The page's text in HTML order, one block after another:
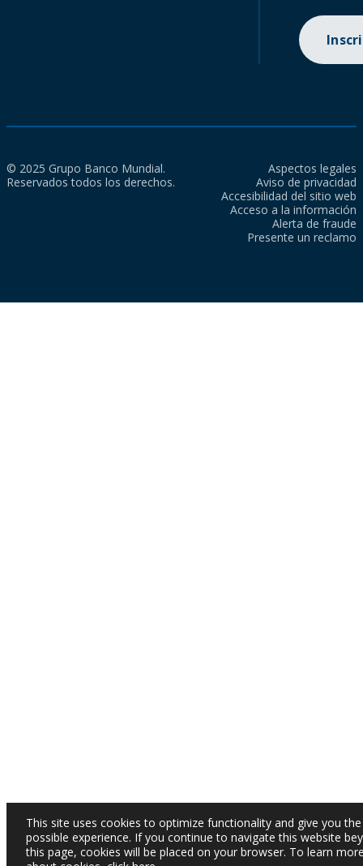
© 2025 Grupo Banco Mundial.
Reservados todos los derechos.
Aspectos legales
Aviso de privacidad
Accesibilidad del sitio web
Acceso a la información
Alerta de fraude
Presente un reclamo
This site uses cookies to optimize functionality and give you
possible experience. If you continue to navigate this website
this page, cookies will be placed on your browser. To learn